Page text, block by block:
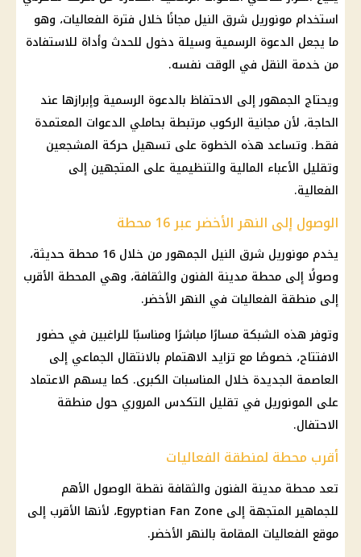
استخدام مونوريل شرق النيل مجانًا خلال فترة الفعاليات، وهو
ما يجعل الدعوة الرسمية وسيلة دخول للحدث وأداة للاستفادة
من خدمة النقل في الوقت نفسه.
ويحتاج الجمهور إلى الاحتفاظ بالدعوة الرسمية وإبرازها عند
الحاجة، لأن مجانية الركوب مرتبطة بحاملي الدعوات المعتمدة
فقط. وتساعد هذه الخطوة على تسهيل حركة المشجعين
وتقليل الأعباء المالية والتنظيمية على المتجهين إلى
الفعالية.
الوصول إلى النهر الأخضر عبر 16 محطة
يخدم مونوريل شرق النيل الجمهور من خلال 16 محطة حديثة،
وصولًا إلى محطة مدينة الفنون والثقافة، وهي المحطة الأقرب
إلى منطقة الفعاليات في النهر الأخضر.
وتوفر هذه الشبكة مسارًا مباشرًا ومناسبًا للراغبين في حضور
الافتتاح، خصوصًا مع تزايد الاهتمام بالانتقال الجماعي إلى
العاصمة الجديدة خلال المناسبات الكبرى. كما يسهم الاعتماد
على المونوريل في تقليل التكدس المروري حول منطقة
الاحتفال.
أقرب محطة لمنطقة الفعاليات
تعد محطة مدينة الفنون والثقافة نقطة الوصول الأهم
للجماهير المتجهة إلى Egyptian Fan Zone، لأنها الأقرب إلى
موقع الفعاليات المقامة بالنهر الأخضر.